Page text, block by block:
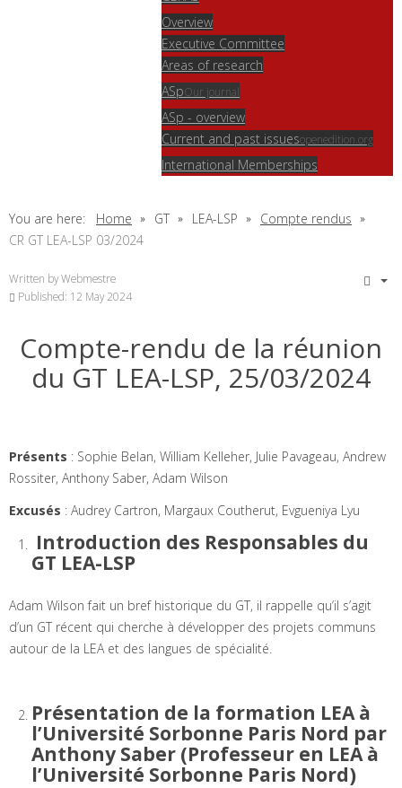
Overview
Executive Committee
Areas of research
ASpOur journal
ASp - overview
Current and past issuesopenedition.org
International Memberships
You are here: Home GT LEA-LSP
Compte rendus
CR GT LEA-LSP 03/2024
Written byWebmestre
Published: 12 May 2024
Compte-rendu de la réunion
du GT LEA-LSP, 25/03/2024
Présents : Sophie Belan, William Kelleher, Julie Pavageau, Andrew
Rossiter, Anthony Saber, Adam Wilson
Excusés : Audrey Cartron, Margaux Coutherut, Evgueniya Lyu
Introduction des Responsables du
GT LEA-LSP
Adam Wilson fait un bref historique du GT, il rappelle qu’il s’agit
d’un GT récent qui cherche à développer des projets communs
autour de la LEA et des langues de spécialité.
Présentation de la formation LEA à
l’Université Sorbonne Paris Nord par
Anthony Saber (Professeur en LEA à
l’Université Sorbonne Paris Nord)